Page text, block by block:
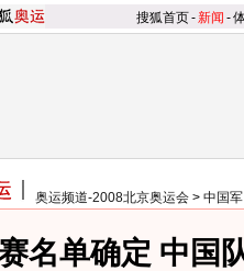
搜狐首页-新闻 -
奥运频道-2008北京奥运会 > 中国
名单确定 中国